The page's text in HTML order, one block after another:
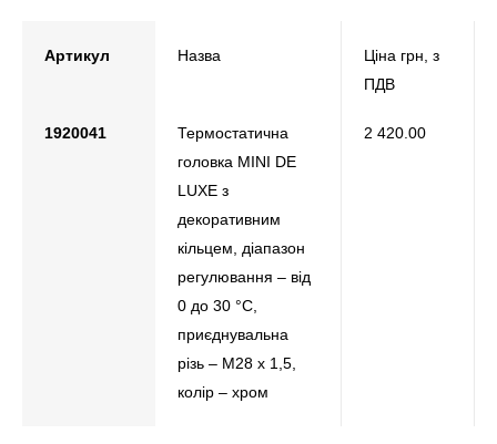
Артикул Назва
Ціна грн, з
ПДВ
1920041
Термостатична
головка МINI DE
LUXE з
декоративним
кільцем, діапазон
регулювання – від
0 до 30 °С,
приєднувальна
різь – M28 x 1,5,
колір – хром
2 420.00